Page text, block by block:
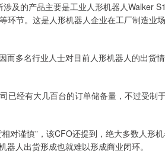
及的产品主要是工业人形机器人Walker
环节。这是人形机器人企业在工厂制造业
多名行业人士对目前人形机器人的出货
经有大几百台的订单储备量，不过受制
谨慎”，该CFO还提到，绝大多数人形机
人出货形成也就难以形成商业闭环。